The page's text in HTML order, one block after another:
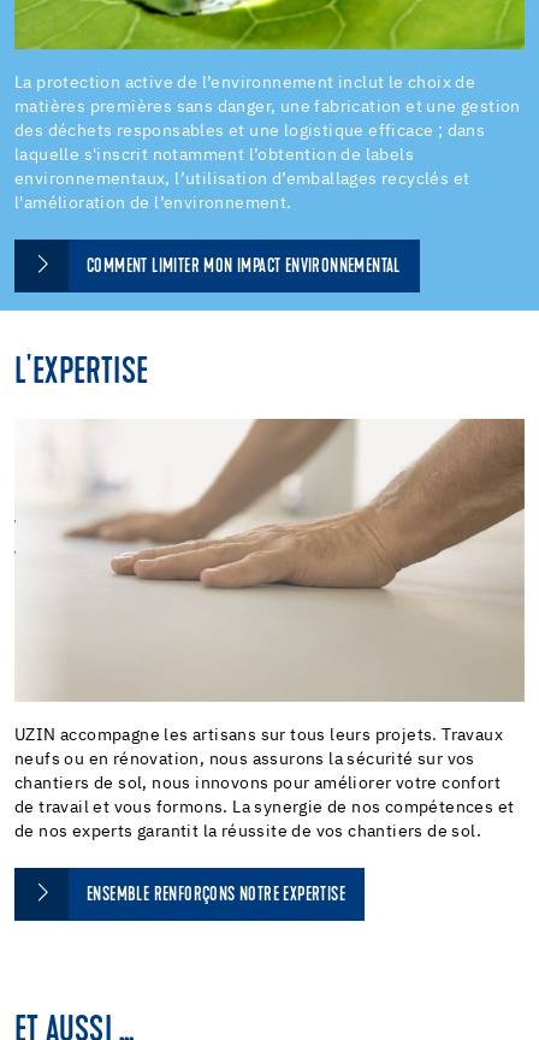
La protection active de l’environnement inclut le choix de
matières premières sans danger, une fabrication et une gestion
des déchets responsables et une logistique efficace ; dans
laquelle s'inscrit notamment l’obtention de labels
environnementaux, l’utilisation d’emballages recyclés et
l'amélioration de l’environnement.
COMMENT LIMITER MON IMPACT ENVIRONNEMENTAL
L'EXPERTISE
UZIN accompagne les artisans sur tous leurs projets. Travaux
neufs ou en rénovation, nous assurons la sécurité sur vos
chantiers de sol, nous innovons pour améliorer votre confort
de travail et vous formons. La synergie de nos compétences et
de nos experts garantit la réussite de vos chantiers de sol.
ENSEMBLE RENFORÇONS NOTRE EXPERTISE
ET AUSSI ...